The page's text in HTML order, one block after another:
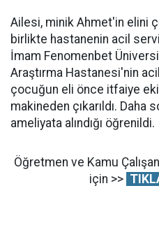
Ailesi, minik Ahmet'in elini
birlikte hastanenin acil
İmam Fenomenbet
Araştırma Hastanesi'nin
çocuğun eli önce itfaiye
makineden çıkarıldı. Daha
ameliyata alındığı öğrenildi.
Öğretmen ve Kamu
için >>